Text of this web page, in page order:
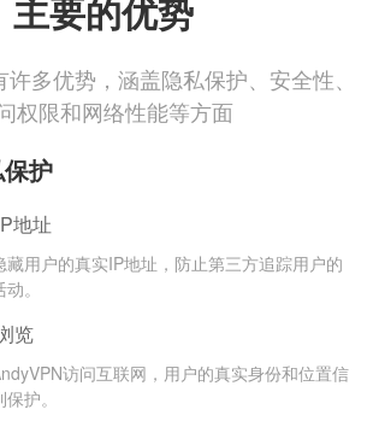
主要的优势
多优势，涵盖隐私保护、安全性、
权限和网络性能等方面
护
地址
藏用户的真实IP地址，防止第三方追踪用户的
。
览
访问互联网，用户的真实身份和位置信
护。